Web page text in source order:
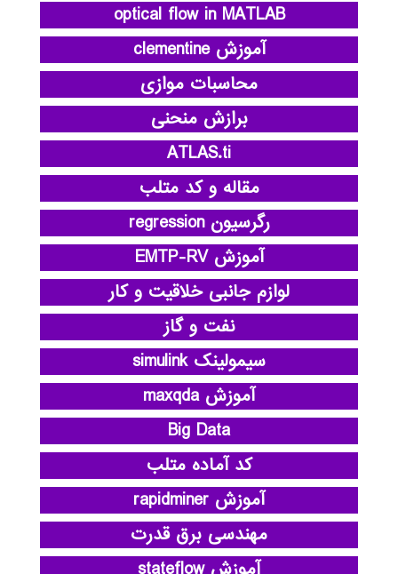
optical flow in MATLAB
آموزش clementine
محاسبات موازی
برازش منحنی
ATLAS.ti
مقاله و کد متلب
رگرسیون regression
آموزش EMTP-RV
لوازم جانبی خلاقیت و کار
نفت و گاز
سیمولینک simulink
آموزش maxqda
Big Data
کد آماده متلب
آموزش rapidminer
مهندسی برق قدرت